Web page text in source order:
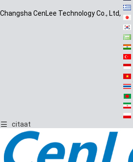
Changsha CenLee Technology Co., Ltd,
citaat